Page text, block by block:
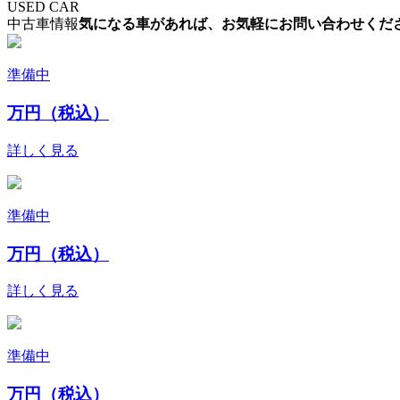
USED CAR
中古車情報気になる車があれば、お気軽にお問い合わせくだ
準備中
万円（税込）
詳しく見る
準備中
万円（税込）
詳しく見る
準備中
万円（税込）